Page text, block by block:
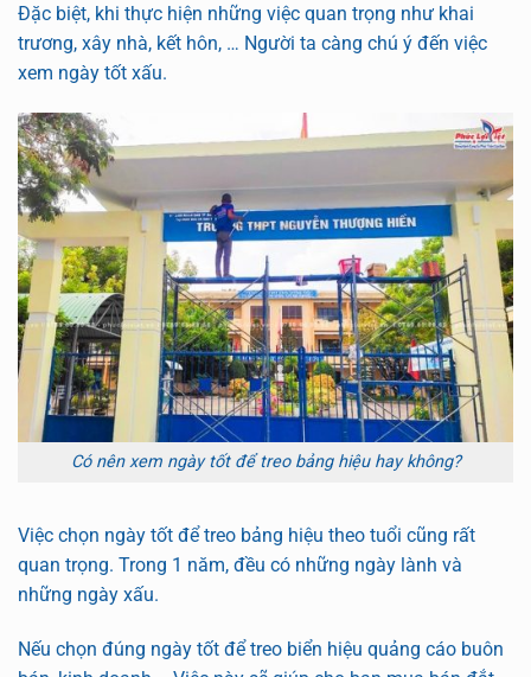
Đặc biệt, khi thực hiện những việc quan trọng như khai
trương, xây nhà, kết hôn, … Người ta càng chú ý đến việc
xem ngày tốt xấu.
Có nên xem ngày tốt để treo bảng hiệu hay không?
Việc chọn ngày tốt để treo bảng hiệu theo tuổi cũng rất
quan trọng. Trong 1 năm, đều có những ngày lành và
những ngày xấu.
Nếu chọn đúng ngày tốt để treo biển hiệu quảng cáo buôn